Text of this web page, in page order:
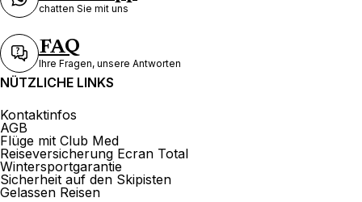
chatten Sie mit uns
FAQ
Ihre Fragen, unsere Antworten
NÜTZLICHE LINKS
Kontaktinfos
AGB
Flüge mit Club Med
Reiseversicherung Ecran Total
Wintersportgarantie
Sicherheit auf den Skipisten
Gelassen Reisen